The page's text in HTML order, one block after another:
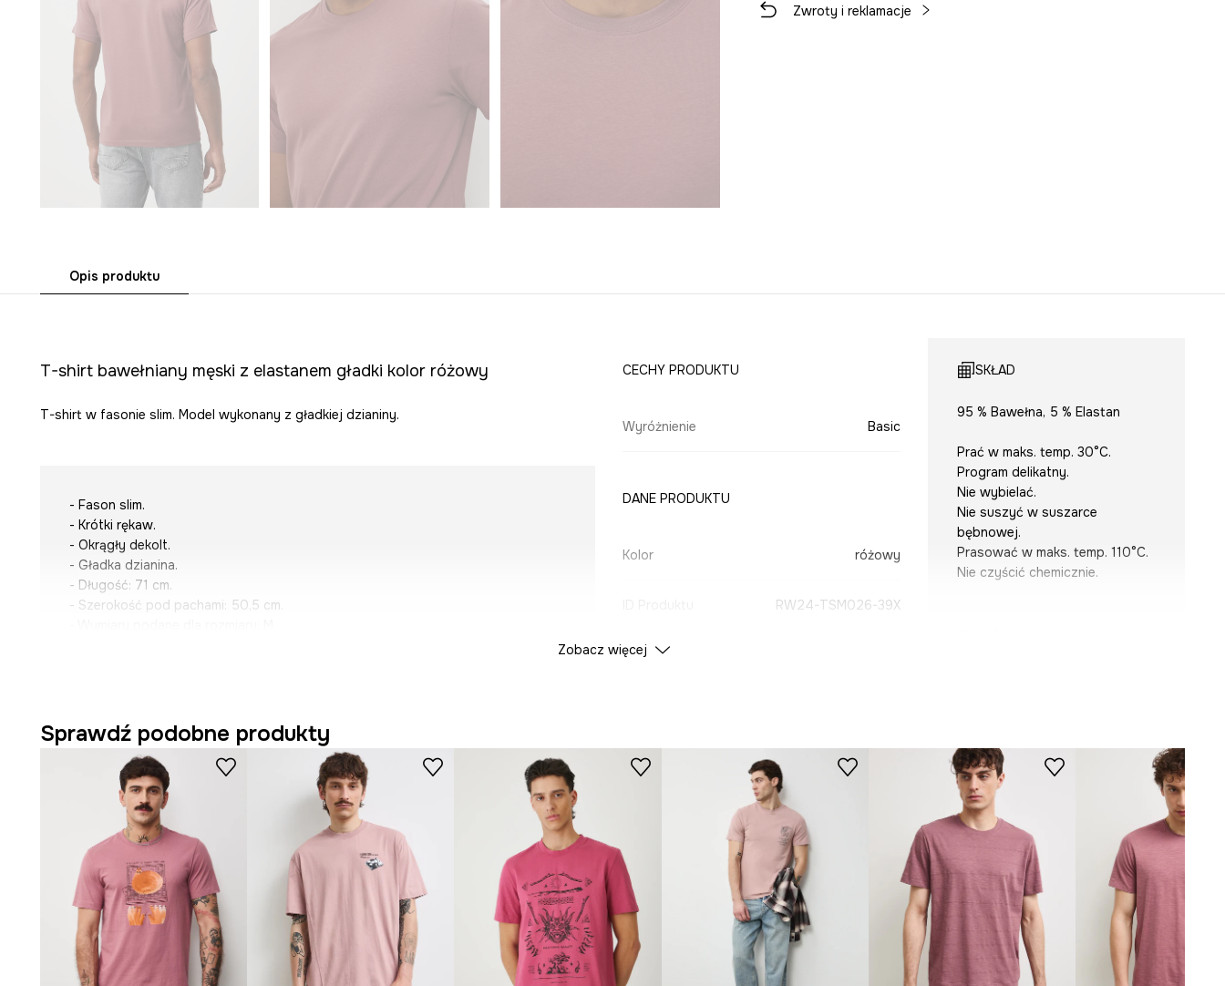
Zwroty i reklamacje
Opis produktu
T-shirt bawełniany męski z elastanem gładki kolor różowy
T-shirt w fasonie slim. Model wykonany z gładkiej dzianiny.
- Fason slim.
- Krótki rękaw.
- Okrągły dekolt.
- Gładka dzianina.
- Długość: 71 cm.
- Szerokość pod pachami: 50,5 cm.
CECHY PRODUKTU
Wyróżnienie Basic
DANE PRODUKTU
Kolor różowy
RW24-TSM026-39X
SKŁAD
95 % Bawełna, 5 % Elastan
Prać w maks. temp. 30°C.
Program delikatny.
Nie wybielać.
Nie suszyć w suszarce
bębnowej.
Prasować w maks. temp. 110°C.
Nie czyścić chemicznie.
WYMIARY
Model na zdjęciu ma 189 cm
wzrostu i ma na sobie rozmiar M.
Zobacz wymiary produktu
Zobacz więcej
Sprawdź podobne produkty